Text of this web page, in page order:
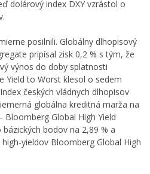
dolárový index DXY vzrástol o
posilnili. Globálny dlhopisový
pripísal zisk 0,2 % s tým, že
výnos do doby splatnosti
Yield to Worst klesol o sedem
českých vládnych dlhopisov
globálna kreditná marža na
Global High Yield
bodov na 2,89 % a
yieldov Bloomberg Global High